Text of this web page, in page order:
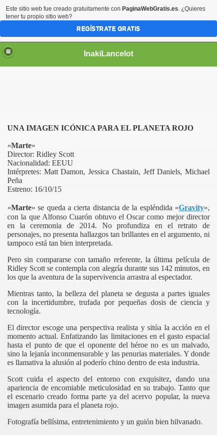
InakiLancelot
UNA IMAGEN ICÓNICA PARA EL PLANETA ROJO
«Marte»
Director: Ridley Scott
Nacionalidad: EEUU
Intérpretes: Matt Damon, Jessica Chastain, Jeff Daniels, Michael
Peña
Estreno: 16/10/15
«Marte» se queda a cierta distancia de la espléndida «Gravity»,
con la que Alfonso Cuarón obtuvo el Oscar como mejor director
en la ceremonia de 2014. No profundiza en el retrato de
personajes, no presenta hallazgos tan brillantes en el argumento, ni
tampoco está tan bien interpretada.
Pero sin compararse con tamaño referente, la última película de
Ridley Scott se contempla con alegría durante sus 142 minutos, en
los que la aventura de la supervivencia arrastra al espectador.
Mientras tanto, la belleza del planeta se degusta a partes iguales
con la incertidumbre, trufada por pequeñas dosis de ciencia y
tecnología.
El director escoge una perspectiva realista y sitúa la acción en el
momento actual. Enfatizando las limitaciones en el gasto espacial
hasta el punto de que el oponente del héroe no es un malvado,
sino la lejanía inconmensurable y las penurias materiales. Y donde
es llamativa la alusión al poderío chino dentro de esta industria.
Scott cuida el aspecto del entorno con exquisitez, dando una
apariencia de encomiable meticulosidad en su trabajo. Tanto que
el escenario creado forma parte ya del acervo popular, la nueva
imagen asumida para el planeta rojo.
Fotografía bellísima, entretenimiento y un guión bien hilvanado.
Este sitio web fue creado gratuitamente con PaginaWebGratis.es. ¿Quieres
tener tu propio sitio web?
REGÍSTRATE GRATIS